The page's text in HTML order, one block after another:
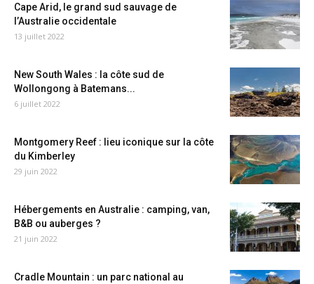
Cape Arid, le grand sud sauvage de
l’Australie occidentale
13 juillet 2022
New South Wales : la côte sud de
Wollongong à Batemans...
6 juillet 2022
Montgomery Reef : lieu iconique sur la côte
du Kimberley
29 juin 2022
Hébergements en Australie : camping, van,
B&B ou auberges ?
21 juin 2022
Cradle Mountain : un parc national au